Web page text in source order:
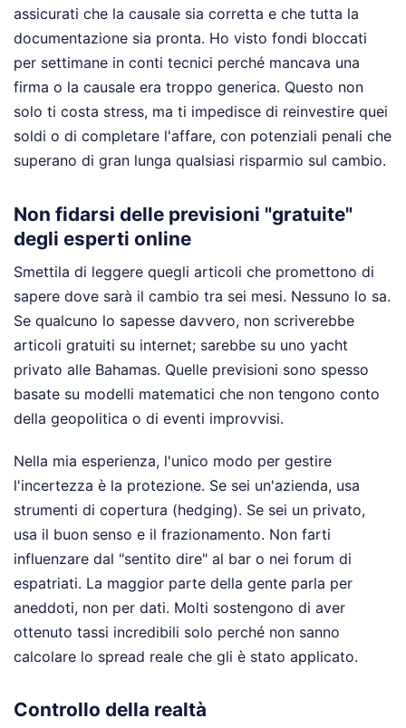
assicurati che la causale sia corretta e che tutta la
documentazione sia pronta. Ho visto fondi bloccati
per settimane in conti tecnici perché mancava una
firma o la causale era troppo generica. Questo non
solo ti costa stress, ma ti impedisce di reinvestire quei
soldi o di completare l'affare, con potenziali penali che
superano di gran lunga qualsiasi risparmio sul cambio.
Non fidarsi delle previsioni "gratuite"
degli esperti online
Smettila di leggere quegli articoli che promettono di
sapere dove sarà il cambio tra sei mesi. Nessuno lo sa.
Se qualcuno lo sapesse davvero, non scriverebbe
articoli gratuiti su internet; sarebbe su uno yacht
privato alle Bahamas. Quelle previsioni sono spesso
basate su modelli matematici che non tengono conto
della geopolitica o di eventi improvvisi.
Nella mia esperienza, l'unico modo per gestire
l'incertezza è la protezione. Se sei un'azienda, usa
strumenti di copertura (hedging). Se sei un privato,
usa il buon senso e il frazionamento. Non farti
influenzare dal "sentito dire" al bar o nei forum di
espatriati. La maggior parte della gente parla per
aneddoti, non per dati. Molti sostengono di aver
ottenuto tassi incredibili solo perché non sanno
calcolare lo spread reale che gli è stato applicato.
Controllo della realtà